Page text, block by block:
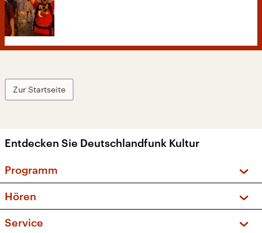
Zur Startseite
Entdecken Sie Deutschlandfunk Kultur
Programm
Sendungen und Podcasts
Musikliste
Hören
Service